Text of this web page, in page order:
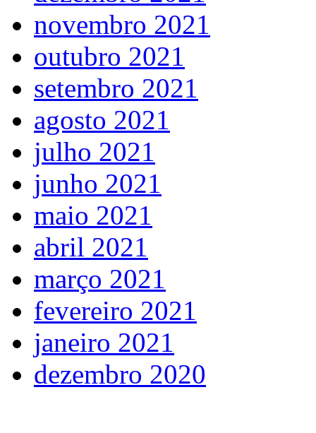
novembro 2021
outubro 2021
setembro 2021
agosto 2021
julho 2021
junho 2021
maio 2021
abril 2021
março 2021
fevereiro 2021
janeiro 2021
dezembro 2020